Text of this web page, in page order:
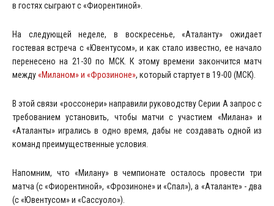
в гостях сыграют с «Фиорентиной».
На следующей неделе, в воскресенье, «Аталанту» ожидает
гостевая встреча с «Ювентусом», и как стало известно, ее начало
перенесено на 21-30 по МСК. К этому времени закончится матч
между«Миланом» и «Фрозиноне», который стартует в 19-00 (МСК).
В этой связи «россонери» направили руководству Серии А запрос с
требованием установить, чтобы матчи с участием «Милана» и
«Аталанты» игрались в одно время, дабы не создавать одной из
команд преимущественные условия.
Напомним, что «Милану» в чемпионате осталось провести три
матча (с «Фиорентиной», «Фрозиноне» и «Спал»), а «Аталанте» - два
(с «Ювентусом» и «Сассуоло»).